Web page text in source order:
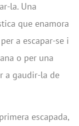
la. Una
que enamora
a escapar-se i
o per una
a gaudir-la de
escapada,